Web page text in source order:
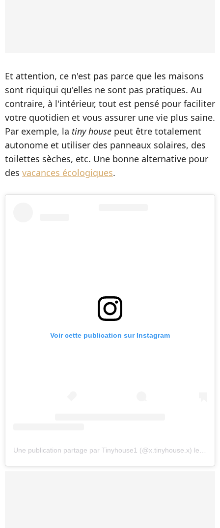
Et attention, ce n'est pas parce que les maisons
sont riquiqui qu'elles ne sont pas pratiques. Au
contraire, à l'intérieur, tout est pensé pour faciliter
votre quotidien et vous assurer une vie plus saine.
Par exemple, la tiny house peut être totalement
autonome et utiliser des panneaux solaires, des
toilettes sèches, etc. Une bonne alternative pour
des vacances écologiques.
Voir cette publication sur Instagram
Une publication partage par Tinyhouse1 (@x.tinyhouse.x) le